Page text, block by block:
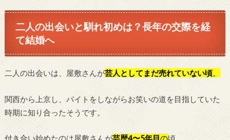
二人の出会いと馴れ初めは？長年の交際を経
て結婚へ
二人の出会いは、屋敷さんが芸人としてまだ売れていない頃。
関西から上京し、バイトをしながらお笑いの道を目指していた
時期に知り合ったそうです。
付き合い始めたのは屋敷さんが芸歴4〜5年目 の頃。